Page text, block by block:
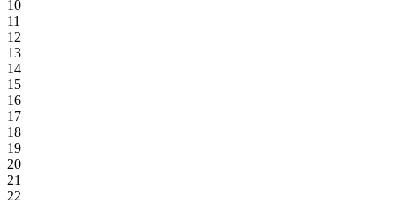
10
11
12
13
14
15
16
17
18
19
20
21
22